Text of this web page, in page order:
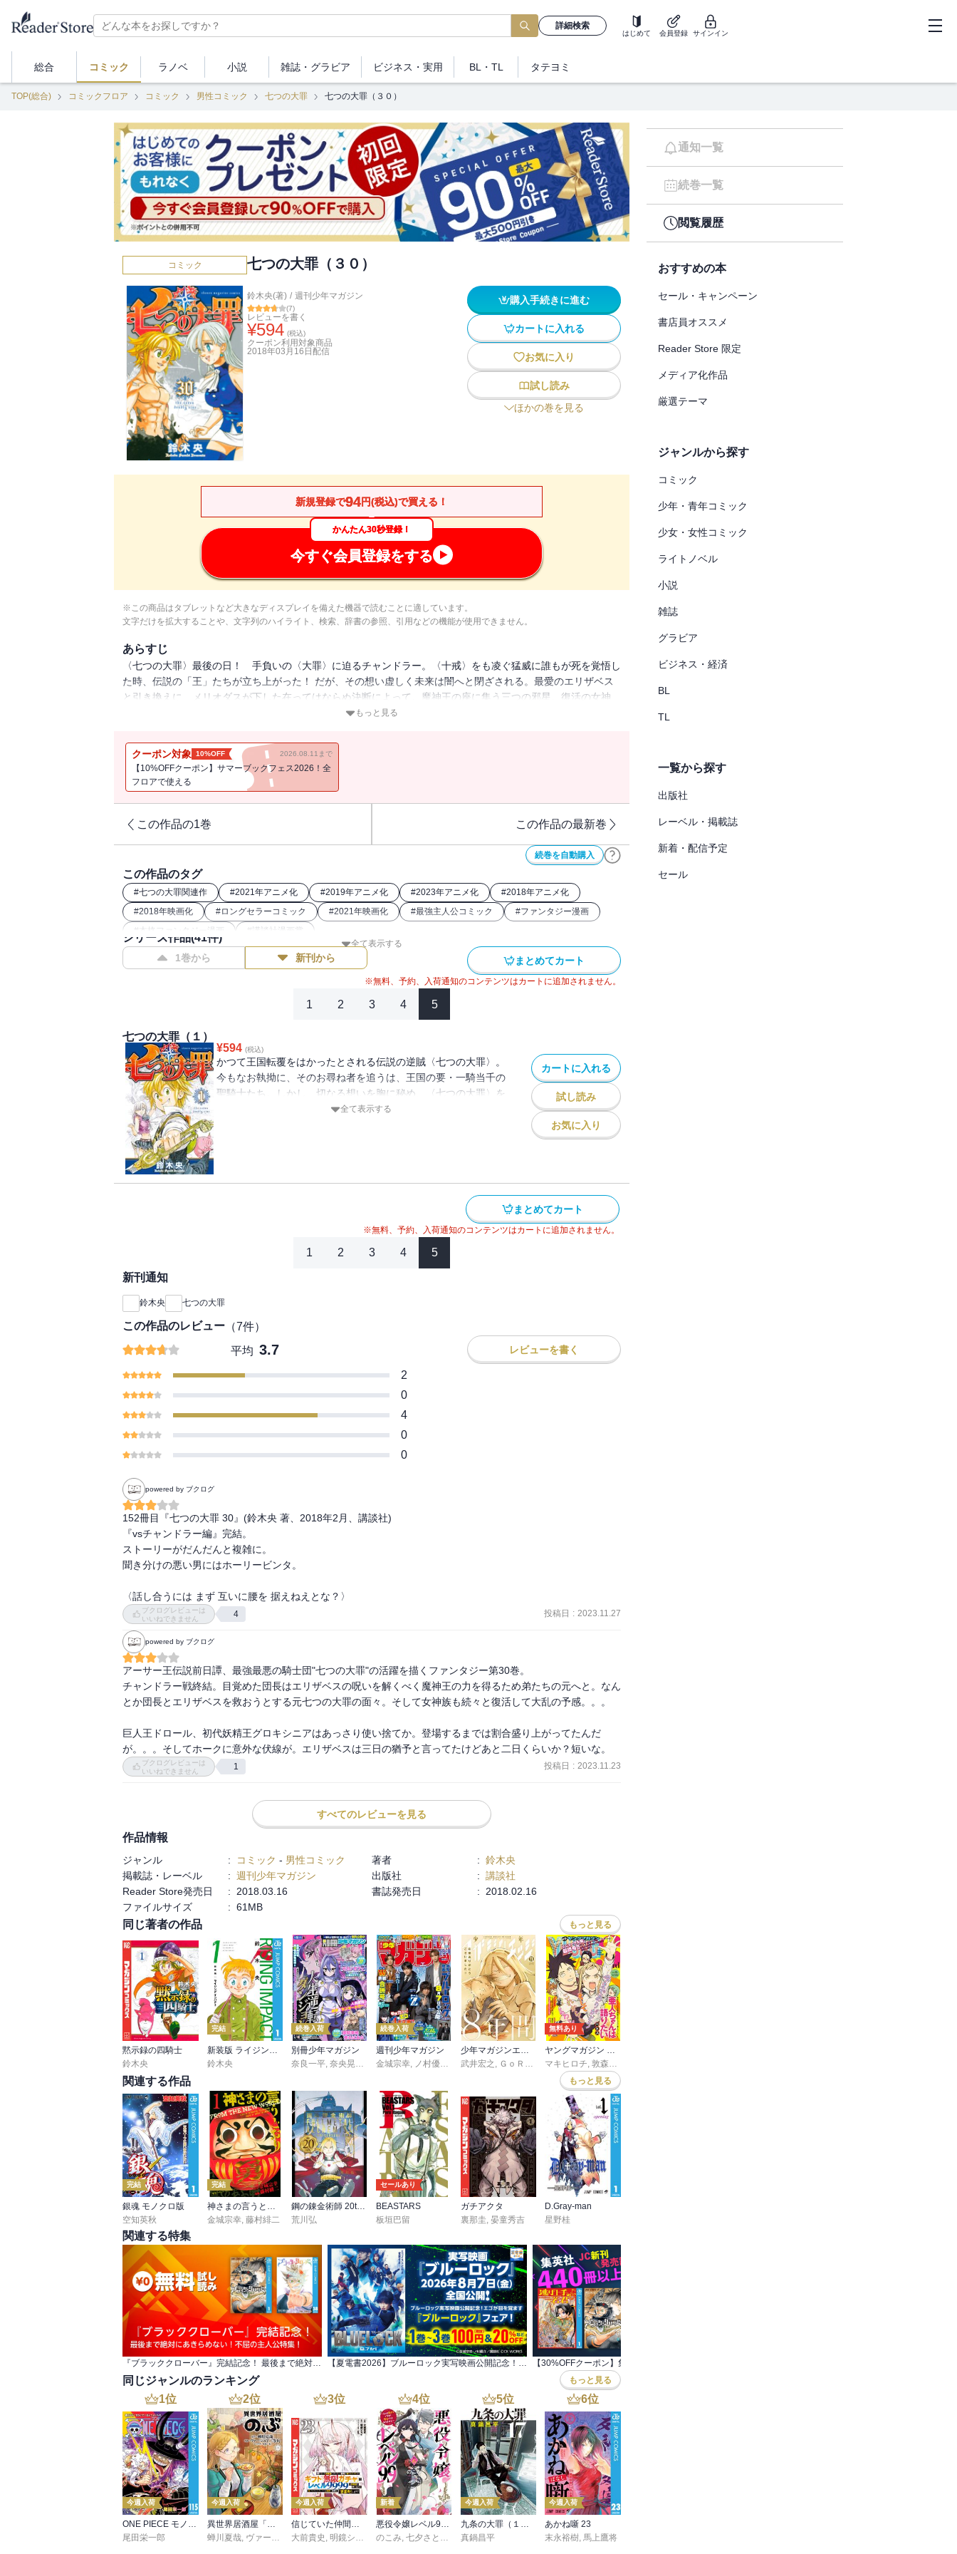
詳細検索
はじめて 会員登録 サインイン
総合 コミック ラノベ 小説 雑誌・ グラビア ビジネス ・実用 BL・TL タテヨミ
TOP(総合) コミックフロア コミック 男性コミック 七つの大罪 七つの大罪（３０）
コミック 七つの大罪（３０）
鈴木央(著) / 週刊少年マガジン
(7)
レビューを書く
¥594 (税込)
クーポン利用対象商品
2018年03月16日 配信
購入手続きに進む
カートに入れる
お気に入り
試し読み
ほかの巻を見る
新規登録で94円(税込)で買える！
かんたん30秒登録！
今すぐ会員登録をする
※この商品はタブレットなど大きなディスプレイを備えた機器で読むことに適しています。
文字だけを拡大することや、文字列のハイライト、検索、辞書の参照、引用などの機能が使用できません。
あらすじ
〈七つの大罪〉最後の日！ 手負いの〈大罪〉に迫るチャンドラー。〈十戒〉をも凌ぐ猛威に誰もが死を覚悟し
た時、伝説の「王」たちが立ち上がった！ だが、その想い虚しく未来は闇へと閉ざされる。最愛のエリザベス
と引き換えに、メリオダスが下した在ってはならぬ決断によって。魔神王の座に集う三つの邪星。復活の女神
もっと見る
クーポン対象 10%OFF 2026.08.11まで
【10%OFFクーポン】サマーブックフェス2026！全
フロアで使える
この作品の1巻 この作品の最新巻
続巻を自動購入
この作品のタグ
#七つの大罪関連作 #2021年アニメ化 #2019年アニメ化 #2023年アニメ化 #2018年アニメ化
#2018年映画化 #ロングセラーコミック #2021年映画化 #最強主人公コミック #ファンタジー漫画
# 本格ファンタジー漫画 # 講談社漫画賞
全て表示する
シリーズ作品(41件)
1巻から 新刊から まとめてカート
※無料、予約、入荷通知のコンテンツはカートに追加されません。
1 2 3 4 5
七つの大罪（１）
¥594 (税込)
かつて王国転覆をはかったとされる伝説の逆賊〈七つの大罪〉。
今もなお執拗に、そのお尋ね者を追うは、王国の要・一騎当千の
聖騎士たち。しかし、切なる想いを胸に秘め、〈七つの大罪〉を
捜す一人の少女が現れた時、世界の様相を一変させるとびきりの
全て表示する
カートに入れる
試し読み
お気に入り
まとめてカート
※無料、予約、入荷通知のコンテンツはカートに追加されません。
1 2 3 4 5
新刊通知
鈴木央 七つの大罪
この作品のレビュー （7件）
平均 3.7 レビューを書く
2
0
4
0
0
powered by ブクログ
152冊目『七つの大罪 30』(鈴木央 著、2018年2月、講談社)
『vsチャンドラー編』完結。
ストーリーがだんだんと複雑に。
聞き分けの悪い男にはホーリービンタ。
〈話し合うには まず 互いに腰を 据えねえとな？〉
ブクログレビューは
いいねできません
4 投稿日 : 2023.11.27
powered by ブクログ
アーサー王伝説前日譚、最強最悪の騎士団"七つの大罪"の活躍を描くファンタジー第30巻。
チャンドラー戦終結。目覚めた団長はエリザベスの呪いを解くべく魔神王の力を得るため弟たちの元へと。なん
とか団長とエリザベスを救おうとする元七つの大罪の面々。そして女神族も続々と復活して大乱の予感。。。
巨人王ドロール、初代妖精王グロキシニアはあっさり使い捨てか。登場するまでは割合盛り上がってたんだ
が。。。そしてホークに意外な伏線が。エリザベスは三日の猶予と言ってたけどあと二日くらいか？短いな。
ブクログレビューは
いいねできません
1 投稿日 : 2023.11.23
すべてのレビューを見る
作品情報
ジャンル : コミック - 男性コミック 著者 : 鈴木央
掲載誌・レーベル
: 週刊少年マガジン 出版社 : 講談社
Reader Store発売日
: 2018.03.16 書誌発売日 :
2018.02.16
ファイルサイズ
: 61MB
同じ著者の作品 もっと見る
黙示録の四騎士
鈴木央
完結
新装版 ライジング インパクト
鈴木央
続巻入荷
別冊少年マガジン
奈良一平,奈央晃徳 山川直輝,ＴＹＰＥ－ＭＯＯＮ,カワグチタケシ,氏家ト全, 大森藤ノ
続巻入荷
週刊少年マガジン
金城宗幸, ノ村優介 真島ヒロ,宮島礼吏 ,新川直司,久世蘭,田中ドリル
少年マガジンエッジ
武井宏之 , ＧｏＲＡ マキマヨ ,京極夏彦,志水アキ
無料あり
ヤングマガジン サード
マキヒロチ,敦森蘭
関連する作品 もっと見る
完結
銀魂 モノクロ版
空知英秋
完結
神さまの言うとおり
金城宗幸, 藤村緋二
鋼の錬金術師 20th ANNIVERSARY BOOK
荒川弘
セールあり
BEASTARS
板垣巴留
ガチアクタ
裏那圭, 晏童秀吉
D.Gray-man
星野桂
関連する特集
『ブラッククローバー』完結記念！ 最後まで絶対にあきらめない！不屈の主人公特集！ 【夏電書2026】ブルーロック実写映画公開記念！ エゴが目を覚ます『ブルーロック』フェア！
同じジャンルのランキング もっと見る
1位
今週入荷
尾田栄一郎
2位
今週入荷
蝉川夏哉, ヴァージニア二等兵 , 転
3位
今週入荷
大前貴史 ,明鏡シスイ ,ｔｅｆ
4位
新着
のこみ, 七夕さとり Tea
5位
今週入荷
真鍋昌平
6位
今週入荷
あかね噺 23
末永裕樹 馬上鷹将
通知一覧
続巻一覧
閲覧履歴
おすすめの本
セール・キャンペーン
書店員オススメ
Reader Store 限定
メディア化作品
厳選テーマ
ジャンルから探す
コミック
少年・青年コミック
少女・女性コミック
ライトノベル
小説
雑誌
グラビア
ビジネス・経済
BL
TL
一覧から探す
出版社
レーベル・掲載誌
新着・配信予定
セール